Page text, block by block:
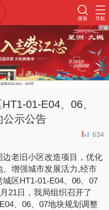
搜索 导航
01-E04、06、
公示公告
634
老旧小区改造项目，优化
增强城市发展活力,经市
区HT1-01-E04、06、07
21日，我局组织召开了
、06、07地块规划调整